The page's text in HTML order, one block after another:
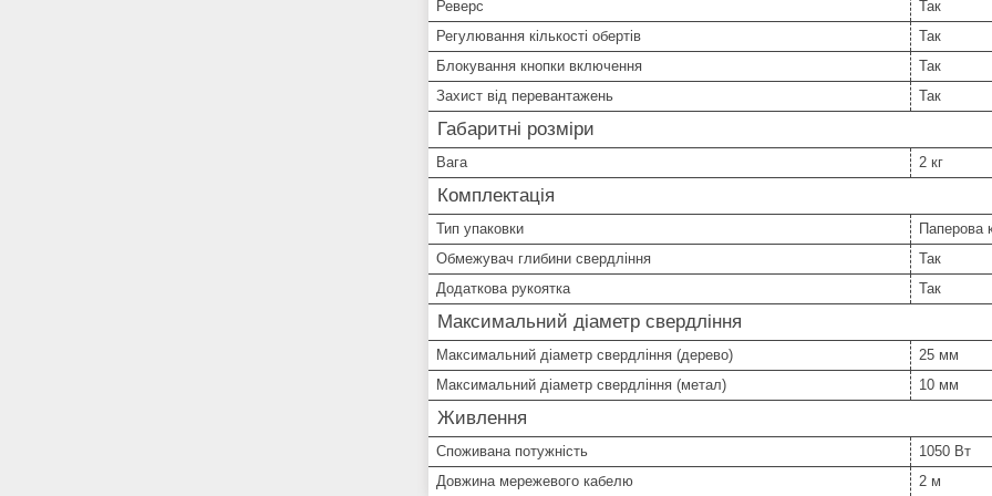
Реверс
Так
Регулювання кількості обертів
Так
Блокування кнопки включення
Так
Захист від перевантажень
Так
Габаритні розміри
Вага 2 кг
Комплектація
Тип упаковки
Паперова
Обмежувач глибини свердління
Так
Додаткова рукоятка
Так
Максимальний діаметр свердління
Максимальний діаметр свердління (дерево)
25 мм
Максимальний діаметр свердління (метал)
10 мм
Живлення
Споживана потужність
1050 Вт
Довжина мережевого кабелю
2 м